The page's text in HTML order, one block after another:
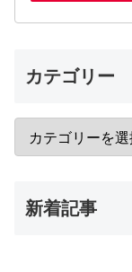
カテゴリー
新着記事